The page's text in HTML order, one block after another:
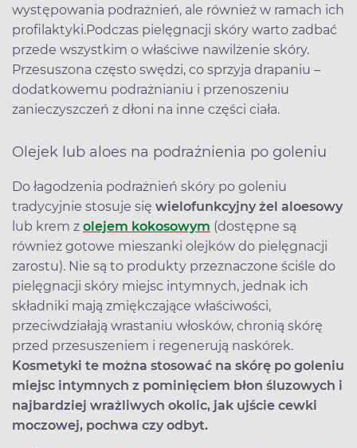
występowania podrażnień, ale również w ramach ich
profilaktyki.Podczas pielęgnacji skóry warto zadbać
przede wszystkim o właściwe nawilżenie skóry.
Przesuszona często swędzi, co sprzyja drapaniu –
dodatkowemu podrażnianiu i przenoszeniu
zanieczyszczeń z dłoni na inne części ciała.
Olejek lub aloes na podrażnienia po goleniu
Do łagodzenia podrażnień skóry po goleniu
tradycyjnie stosuje się wielofunkcyjny żel aloesowy
lub krem z olejem kokosowym (dostępne są
również gotowe mieszanki olejków do pielęgnacji
zarostu). Nie są to produkty przeznaczone ściśle do
pielęgnacji skóry miejsc intymnych, jednak ich
składniki mają zmiękczające właściwości,
przeciwdziałają wrastaniu włosków, chronią skórę
przed przesuszeniem i regenerują naskórek.
Kosmetyki te można stosować na skórę po goleniu
miejsc intymnych z pominięciem błon śluzowych i
najbardziej wrażliwych okolic, jak ujście cewki
moczowej, pochwa czy odbyt.